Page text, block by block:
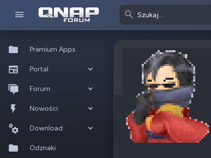
Premium Apps
Portal
Co nowego?
Ostatnia aktywność
Forum
Nowe posty
Popularne
Szukaj na forum
Nowości
Nowe posty
Wszystkie posty
Download
Szukaj zasobów
Odznaki